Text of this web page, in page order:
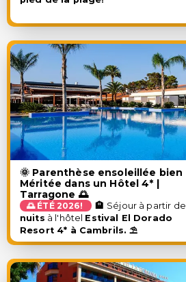
🌞 Parenthèse ensoleillée bien
Méritée dans un Hôtel 4* |
Tarragone 🌅
🌅 ÉTÉ 2026! 🏨 Séjour à partir de
nuits à l'hôtel Estival El Dorado
Resort 4* à Cambrils. ⛱